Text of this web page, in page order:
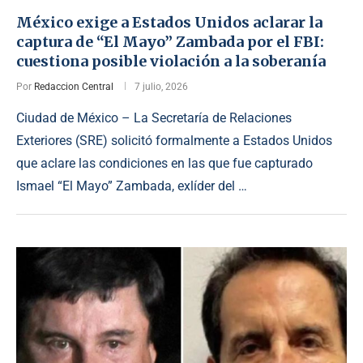
México exige a Estados Unidos aclarar la
captura de “El Mayo” Zambada por el FBI:
cuestiona posible violación a la soberanía
Por Redaccion Central 7 julio, 2026
Ciudad de México – La Secretaría de Relaciones
Exteriores (SRE) solicitó formalmente a Estados Unidos
que aclare las condiciones en las que fue capturado
Ismael “El Mayo” Zambada, exlíder del …